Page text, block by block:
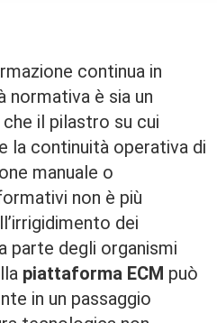
continua in
normativa è sia un
il pilastro su cui
la continuità operativa di
manuale o
non è più
dei
parte degli organismi
piattaforma ECM può
in un passaggio